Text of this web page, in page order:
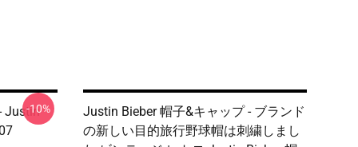
Justin-10%
Justin Bieber 帽子&キャップ - ブランド
の新しい目的旅行野球帽は刺繍しまし